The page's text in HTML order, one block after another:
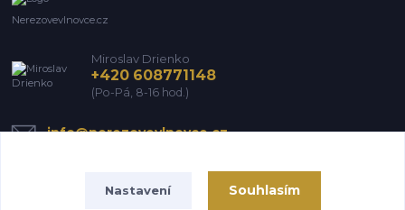
Nerezovevlnovce.cz
Miroslav Drienko
+420 608771148
(Po-Pá, 8-16 hod.)
info@nerezovevlnovce.cz
Nastavení Souhlasím